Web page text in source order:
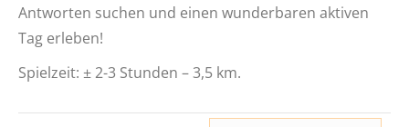
Antworten suchen und einen wunderbaren aktiven
Tag erleben!
Spielzeit: ± 2-3 Stunden – 3,5 km.